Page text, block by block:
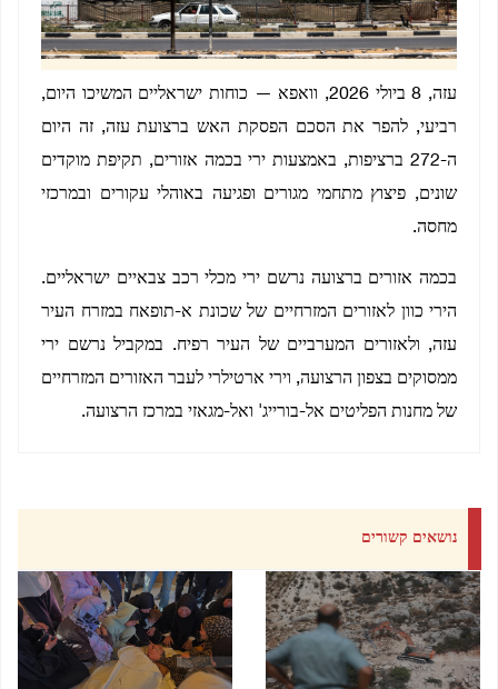
עזה, 8 ביולי 2026, וואפא — כוחות ישראליים המשיכו היום,
רביעי, להפר את הסכם הפסקת האש ברצועת עזה, זה היום
ה-272 ברציפות, באמצעות ירי בכמה אזורים, תקיפת מוקדים
שונים, פיצוץ מתחמי מגורים ופגיעה באוהלי עקורים ובמרכזי
מחסה.
בכמה אזורים ברצועה נרשם ירי מכלי רכב צבאיים ישראליים.
הירי כוון לאזורים המזרחיים של שכונת א-תופאח במזרח העיר
עזה, ולאזורים המערביים של העיר רפיח. במקביל נרשם ירי
ממסוקים בצפון הרצועה, וירי ארטילרי לעבר האזורים המזרחיים
של מחנות הפליטים אל-בורייג' ואל-מגאזי במרכז הרצועה.
נושאים קשורים